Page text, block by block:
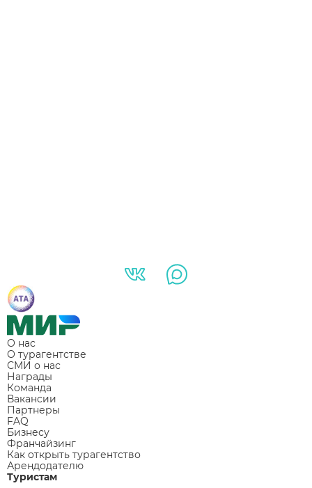
О нас
О турагентстве
СМИ о нас
Награды
Команда
Вакансии
Партнеры
FAQ
Бизнесу
Франчайзинг
Как открыть турагентство
Арендодателю
Туристам